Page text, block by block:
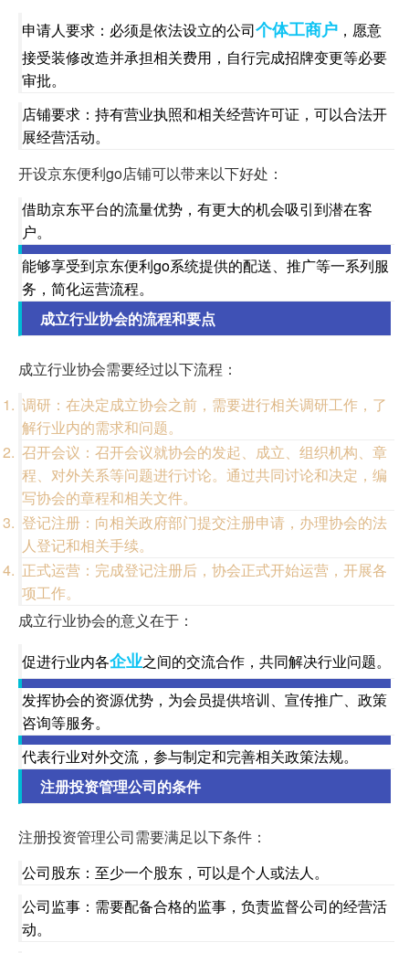
申请人要求：必须是依法设立的公司个体工商户 ，愿意
接受装修改造并承担相关费用，自行完成招牌变更等必要
审批。
店铺要求：持有营业执照和相关经营许可证，可以合法开
展经营活动。
开设京东便利go店铺可以带来以下好处：
借助京东平台的流量优势，有更大的机会吸引到潜在客
户。
能够享受到京东便利go系统提供的配送、推广等一系列服
务，简化运营流程。
成立行业协会的流程和要点
成立行业协会需要经过以下流程：
调研：在决定成立协会之前，需要进行相关调研工作，了
解行业内的需求和问题。
召开会议：召开会议就协会的发起、成立、组织机构、章
程、对外关系等问题进行讨论。通过共同讨论和决定，编
写协会的章程和相关文件。
登记注册：向相关政府部门提交注册申请，办理协会的法
人登记和相关手续。
正式运营：完成登记注册后，协会正式开始运营，开展各
项工作。
成立行业协会的意义在于：
促进行业内各企业之间的交流合作，共同解决行业问题。
发挥协会的资源优势，为会员提供培训、宣传推广、政策
咨询等服务。
代表行业对外交流，参与制定和完善相关政策法规。
注册投资管理公司的条件
注册投资管理公司需要满足以下条件：
公司股东：至少一个股东，可以是个人或法人。
公司监事：需要配备合格的监事，负责监督公司的经营活
动。